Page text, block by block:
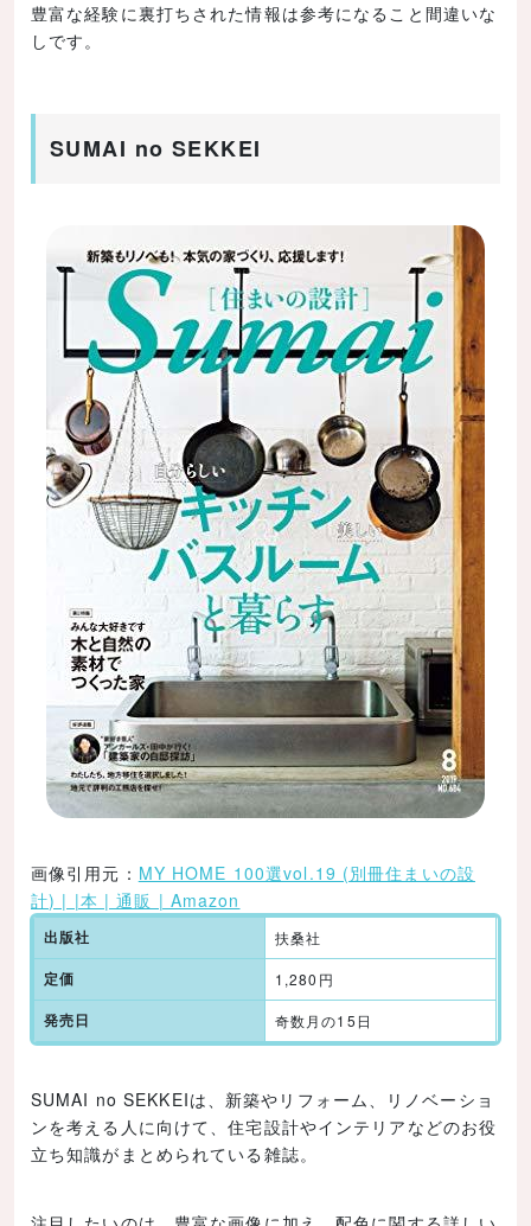
豊富な経験に裏打ちされた情報は参考になること間違いな
しです。
SUMAI no SEKKEI
画像引用元： MY HOME 100選vol.19 (別冊住まいの設
計) | |本 | 通販 | Amazon
出版社 扶桑社
定価 1,280円
発売日 奇数月の15日
SUMAI no SEKKEIは、新築やリフォーム、リノベーショ
ンを考える人に向けて、住宅設計やインテリアなどのお役
立ち知識がまとめられている雑誌。